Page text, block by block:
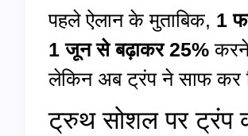
पहले ऐलान के मुताबिक, 1
1 जून से बढ़ाकर 25% करने
लेकिन अब ट्रंप ने साफ कर
ट्रुथ सोशल पर ट्रंप